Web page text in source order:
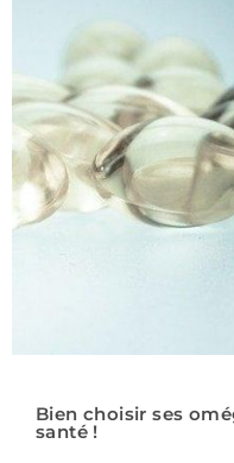
Bien choisir ses
santé !